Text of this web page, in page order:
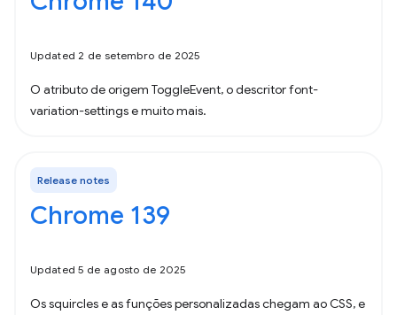
Updated 2 de setembro de 2025
O atributo de origem ToggleEvent, o descritor font-
variation-settings e muito mais.
Release notes
Chrome 139
Updated 5 de agosto de 2025
Os squircles e as funções personalizadas chegam ao CSS, e